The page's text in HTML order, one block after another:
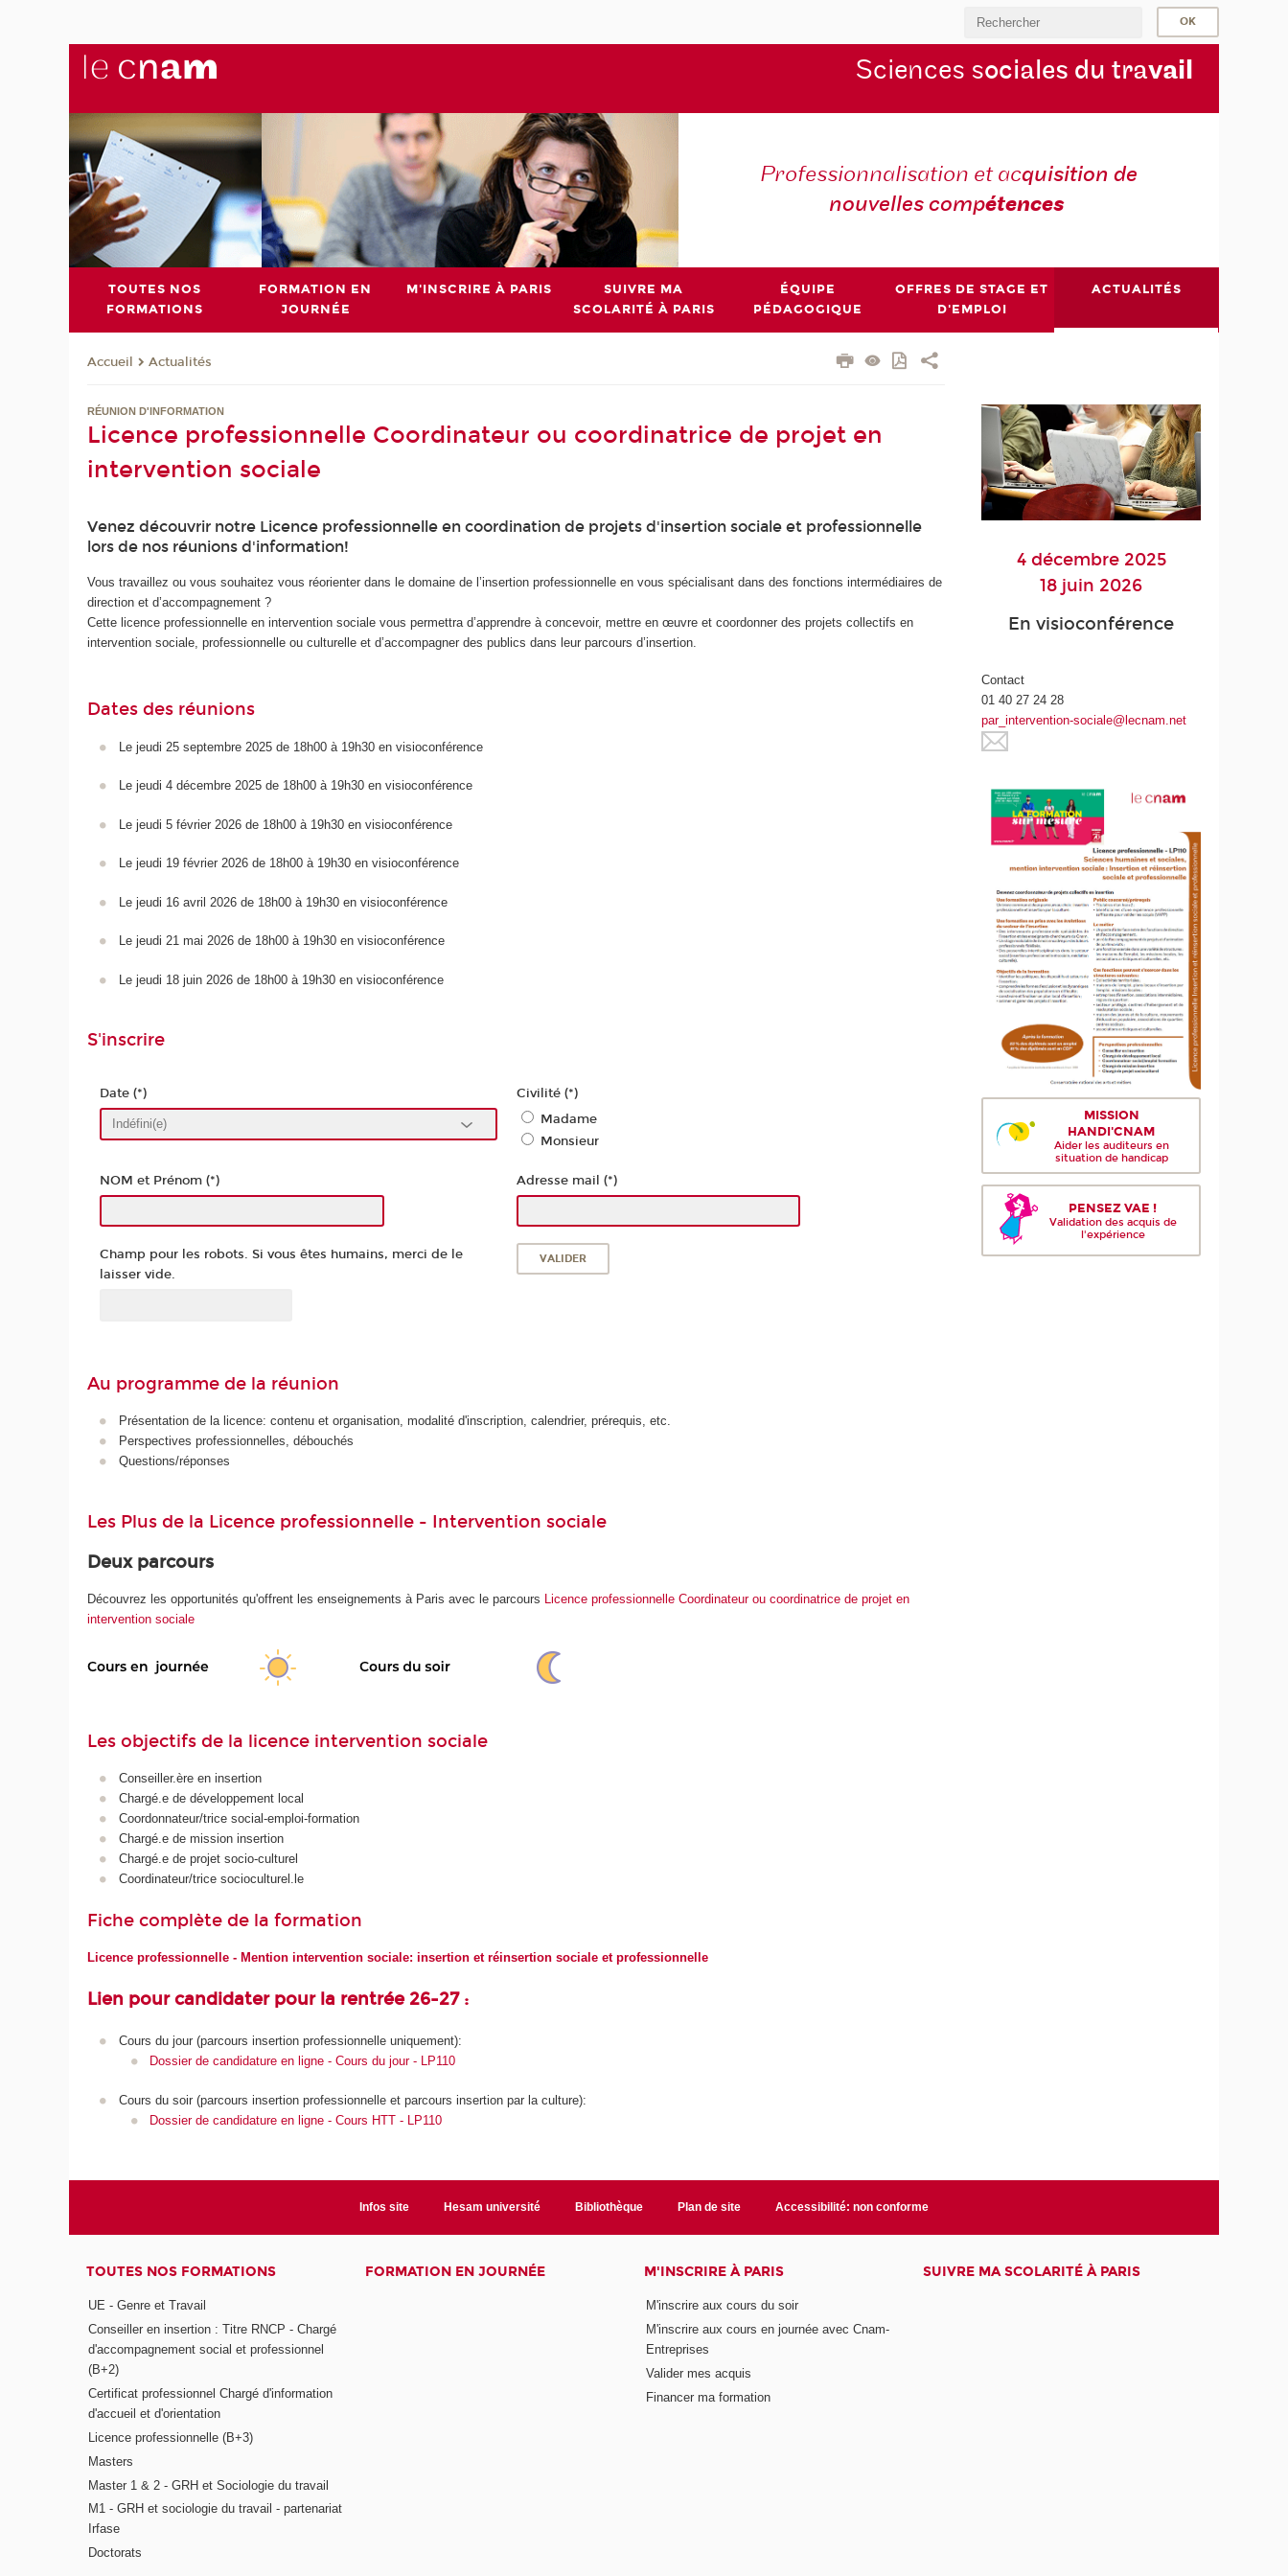
Sciences sociales du travail
Professionnalisation et acquisition de
nouvelles compétences
TOUTES NOS
FORMATIONS
FORMATION EN
JOURNÉE
M'INSCRIRE À PARIS
SUIVRE MA
SCOLARITÉ À PARIS
ÉQUIPE
PÉDAGOGIQUE
OFFRES DE STAGE ET
D'EMPLOI
ACTUALITÉS
Accueil Actualités
RÉUNION D'INFORMATION
Licence professionnelle Coordinateur ou coordinatrice de projet en
intervention sociale
Venez découvrir notre Licence professionnelle en coordination de projets d'insertion sociale et professionnelle
lors de nos réunions d'information!
Vous travaillez ou vous souhaitez vous réorienter dans le domaine de l’insertion professionnelle en vous spécialisant dans des fonctions intermédiaires de
direction et d’accompagnement ?
Cette licence professionnelle en intervention sociale vous permettra d’apprendre à concevoir, mettre en œuvre et coordonner des projets collectifs en
intervention sociale, professionnelle ou culturelle et d’accompagner des publics dans leur parcours d’insertion.
Dates des réunions
Le jeudi 25 septembre 2025 de 18h00 à 19h30 en visioconférence
Le jeudi 4 décembre 2025 de 18h00 à 19h30 en visioconférence
Le jeudi 5 février 2026 de 18h00 à 19h30 en visioconférence
Le jeudi 19 février 2026 de 18h00 à 19h30 en visioconférence
Le jeudi 16 avril 2026 de 18h00 à 19h30 en visioconférence
Le jeudi 21 mai 2026 de 18h00 à 19h30 en visioconférence
Le jeudi 18 juin 2026 de 18h00 à 19h30 en visioconférence
S'inscrire
Date (*)
Civilité (*)
Madame
Monsieur
NOM et Prénom (*) Adresse mail (*)
Champ pour les robots. Si vous êtes humains, merci de le
laisser vide.
Au programme de la réunion
Présentation de la licence: contenu et organisation, modalité d'inscription, calendrier, prérequis, etc.
Perspectives professionnelles, débouchés
Questions/réponses
Les Plus de la Licence professionnelle - Intervention sociale
Deux parcours
Découvrez les opportunités qu'offrent les enseignements à Paris avec le parcours Licence professionnelle Coordinateur ou coordinatrice de projet en
intervention sociale
Les objectifs de la licence intervention sociale
Conseiller.ère en insertion
Chargé.e de développement local
Coordonnateur/trice social-emploi-formation
Chargé.e de mission insertion
Chargé.e de projet socio-culturel
Coordinateur/trice socioculturel.le
Fiche complète de la formation
Licence professionnelle - Mention intervention sociale: insertion et réinsertion sociale et professionnelle
Lien pour candidater pour la rentrée 26-27 :
Cours du jour (parcours insertion professionnelle uniquement):
Dossier de candidature en ligne - Cours du jour - LP110
Cours du soir (parcours insertion professionnelle et parcours insertion par la culture):
Dossier de candidature en ligne - Cours HTT - LP110
4 décembre 2025
18 juin 2026
En visioconférence
Contact
01 40 27 24 28
par_intervention-sociale@lecnam.net
MISSION
HANDI'CNAM
Aider les auditeurs en
situation de handicap
PENSEZ VAE !
Validation des acquis de
l'expérience
Infos site Hesam université Bibliothèque Plan de site Accessibilité: non conforme
TOUTES NOS FORMATIONS
UE - Genre et Travail
Conseiller en insertion : Titre RNCP - Chargé
d'accompagnement social et professionnel
(B+2)
Certificat professionnel Chargé d'information
d'accueil et d'orientation
Licence professionnelle (B+3)
Masters
Master 1 & 2 - GRH et Sociologie du travail
M1 - GRH et sociologie du travail - partenariat
Irfase
Doctorats
FORMATION EN JOURNÉE M'INSCRIRE À PARIS
M'inscrire aux cours du soir
M'inscrire aux cours en journée avec Cnam-
Entreprises
Valider mes acquis
Financer ma formation
SUIVRE MA SCOLARITÉ À PARIS